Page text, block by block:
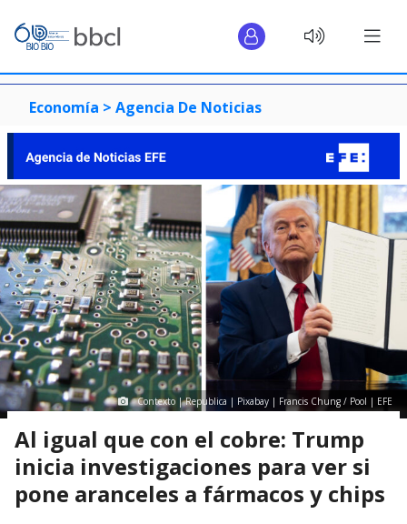
Economía > Agencia De Noticias
Contexto | Republica | Pixabay | Francis Chung / Pool | EFE
Al igual que con el cobre: Trump
inicia investigaciones para ver si
pone aranceles a fármacos y chips